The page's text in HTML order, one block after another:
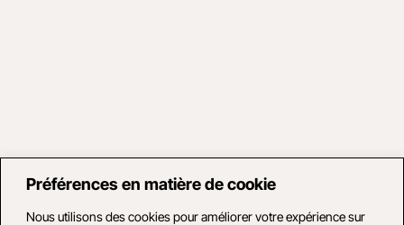
Préférences en matière de cookie
Nous utilisons des cookies pour améliorer votre expérience sur